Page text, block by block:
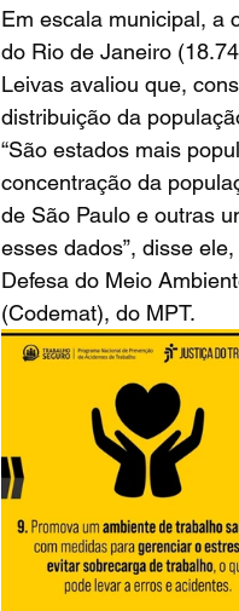
Em escala municipal, a
do Rio de Janeiro
Leivas avaliou que,
distribuição da
“São estados mais
concentração da
de São Paulo e outras
esses dados”, disse
Defesa do Meio
(Codemat), do MPT.